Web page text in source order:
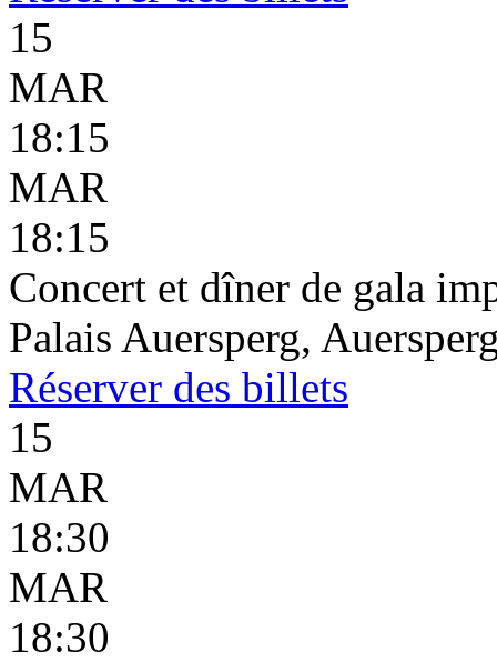
15
MAR
18:15
MAR
18:15
Concert et dîner de gala
Palais Auersperg,
Réserver des billets
15
MAR
18:30
MAR
18:30